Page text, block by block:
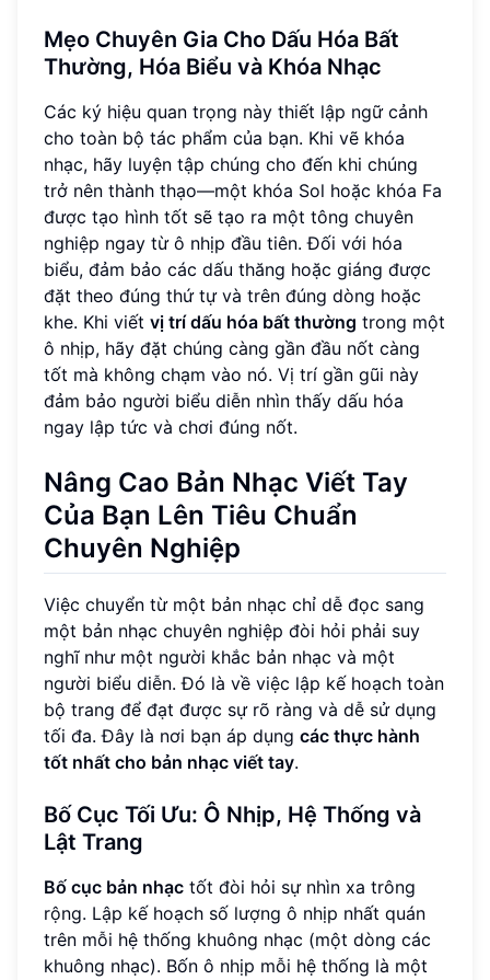
Mẹo Chuyên Gia Cho Dấu Hóa Bất
Thường, Hóa Biểu và Khóa Nhạc
Các ký hiệu quan trọng này thiết lập ngữ cảnh
cho toàn bộ tác phẩm của bạn. Khi vẽ khóa
nhạc, hãy luyện tập chúng cho đến khi chúng
trở nên thành thạo—một khóa Sol hoặc khóa Fa
được tạo hình tốt sẽ tạo ra một tông chuyên
nghiệp ngay từ ô nhịp đầu tiên. Đối với hóa
biểu, đảm bảo các dấu thăng hoặc giáng được
đặt theo đúng thứ tự và trên đúng dòng hoặc
khe. Khi viết vị trí dấu hóa bất thường trong một
ô nhịp, hãy đặt chúng càng gần đầu nốt càng
tốt mà không chạm vào nó. Vị trí gần gũi này
đảm bảo người biểu diễn nhìn thấy dấu hóa
ngay lập tức và chơi đúng nốt.
Nâng Cao Bản Nhạc Viết Tay
Của Bạn Lên Tiêu Chuẩn
Chuyên Nghiệp
Việc chuyển từ một bản nhạc chỉ dễ đọc sang
một bản nhạc chuyên nghiệp đòi hỏi phải suy
nghĩ như một người khắc bản nhạc và một
người biểu diễn. Đó là về việc lập kế hoạch toàn
bộ trang để đạt được sự rõ ràng và dễ sử dụng
tối đa. Đây là nơi bạn áp dụng các thực hành
tốt nhất cho bản nhạc viết tay.
Bố Cục Tối Ưu: Ô Nhịp, Hệ Thống và
Lật Trang
Bố cục bản nhạc tốt đòi hỏi sự nhìn xa trông
rộng. Lập kế hoạch số lượng ô nhịp nhất quán
trên mỗi hệ thống khuông nhạc (một dòng các
khuông nhạc). Bốn ô nhịp mỗi hệ thống là một